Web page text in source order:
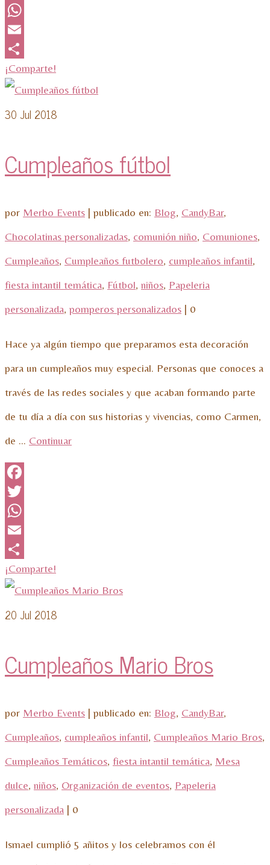
Twitter
WhatsApp
Email
¡Comparte!
30 Jul 2018
Cumpleaños fútbol
por Merbo Events | publicado en: Blog, CandyBar,
Chocolatinas personalizadas, comunión niño, Comuniones,
Cumpleaños, Cumpleaños futbolero, cumpleaños infantil,
fiesta intantil temática, Fútbol, niños, Papeleria
personalizada, pomperos personalizados | 0
Hace ya algún tiempo que preparamos esta decoración
para un cumpleaños muy especial. Personas que conoces a
través de las redes sociales y que acaban formando parte
de tu día a día con sus historias y vivencias, como Carmen,
de … Continuar
Facebook
Twitter
WhatsApp
Email
¡Comparte!
20 Jul 2018
Cumpleaños Mario Bros
por Merbo Events | publicado en: Blog, CandyBar,
Cumpleaños, cumpleaños infantil, Cumpleaños Mario Bros,
Cumpleaños Temáticos, fiesta intantil temática, Mesa
dulce, niños, Organización de eventos, Papeleria
personalizada | 0
Ismael cumplió 5 añitos y los celebramos con él